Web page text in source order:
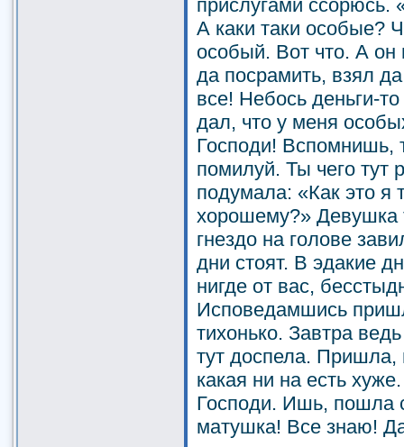
прислугами ссорюсь.
А каки таки особые?
особый. Вот что. А он
да посрамить, взял
все! Небось деньги-
дал, что у меня
Господи! Вспомнишь,
помилуй. Ты чего
подумала: «Как это я
хорошему?» Девушка
гнездо на голове
дни стоят. В эдакие
нигде от вас,
Исповедамшись
тихонько. Завтра
тут доспела. Пришла,
какая ни на есть
Господи. Ишь, пошла
матушка! Все знаю!